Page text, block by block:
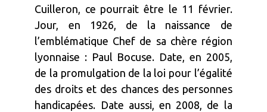
Cuilleron, ce pourrait être le 11 février.
Jour, en 1926, de la naissance de
l’emblématique Chef de sa chère région
lyonnaise : Paul Bocuse. Date, en 2005,
de la promulgation de la loi pour l’égalité
des droits et des chances des personnes
handicapées. Date aussi, en 2008, de la